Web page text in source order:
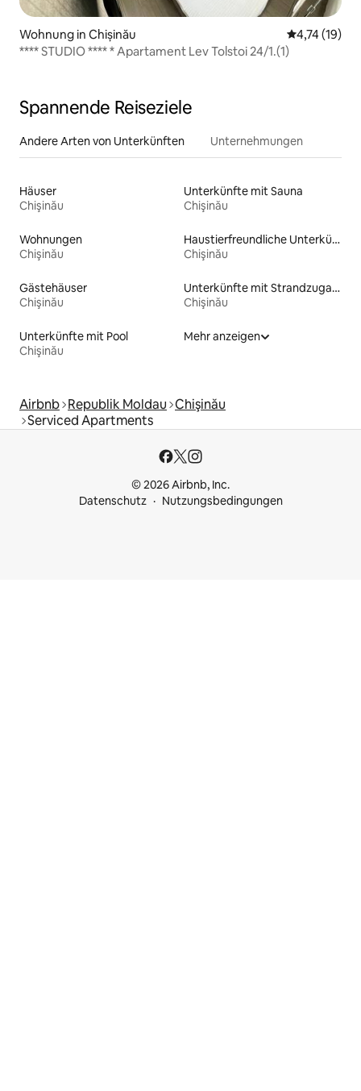
Wohnung in Chișinău
4,74 (19)
**** STUDIO **** * Apartament Lev Tolstoi 24/1.(1)
Spannende Reiseziele
Andere Arten von Unterkünften Unternehmungen
Häuser
Chişinău
Unterkünfte mit Sauna
Chişinău
Wohnungen
Chişinău
Haustierfreundliche Unterkünfte
Chişinău
Gästehäuser
Chişinău
Unterkünfte mit Strandzugang
Chişinău
Unterkünfte mit Pool
Chişinău
Mehr anzeigen
Airbnb Republik Moldau Chişinău
Serviced Apartments
© 2026 Airbnb, Inc.
Datenschutz
Nutzungsbedingungen